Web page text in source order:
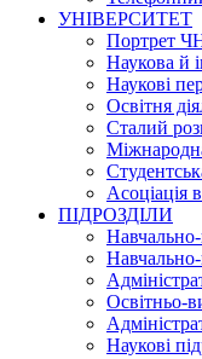
УНІВЕРСИТЕТ
Портрет
Наукова й
Наукові
Освітня
Сталий
Асоціація
ПІДРОЗДІЛИ
Навчально-
Освітньо-
Наукові